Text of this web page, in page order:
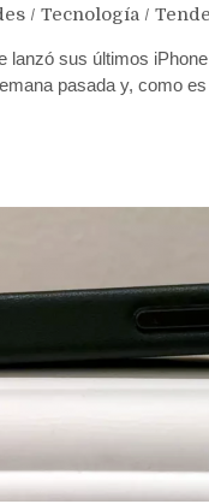
/ Tecnología /
lanzó sus últimos
pasada y, como